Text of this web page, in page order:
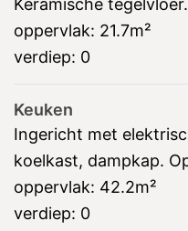
Keramische tegelvloer.
oppervlak: 21.7m²
verdiep: 0
Keuken
Ingericht met
koelkast, dampkap.
oppervlak: 42.2m²
verdiep: 0